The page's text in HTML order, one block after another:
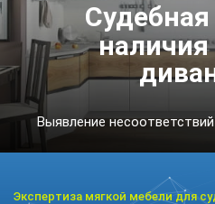
Судебная
Выявление
Экспертиза мягкой мебели для